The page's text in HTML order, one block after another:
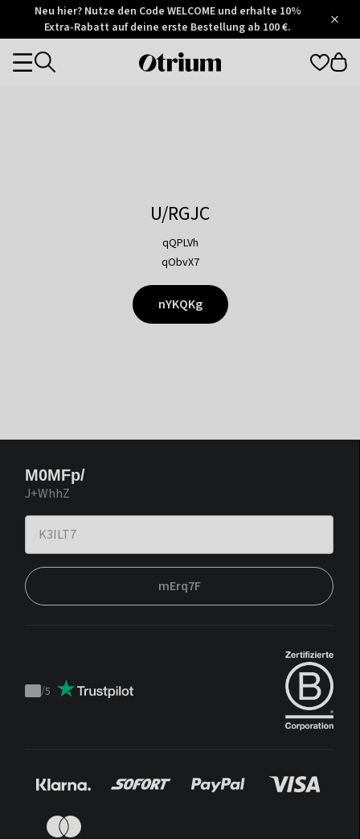
Otrium
Trustpilot
Neu hier? Nutze den Code WELCOME und erhalte 10%
Extra-Rabatt auf deine erste Bestellung ab 100 €.
Otrium
Categories
U/RGJC
qQPLVh
qObvX7
nYKQKg
M0MFp/
J+WhhZ
mErq7F
Trustpilot
/5